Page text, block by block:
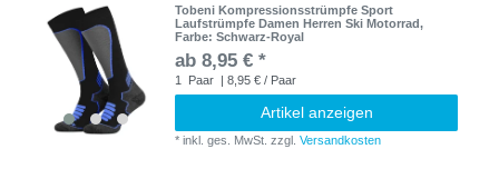
Tobeni Kompressionsstrümpfe Sport
Laufstrümpfe Damen Herren Ski Motorrad,
Farbe: Schwarz-Royal
ab 8,95 € *
1 Paar | 8,95 € / Paar
Artikel anzeigen
*inkl. ges. MwSt. zzgl.Versandkosten